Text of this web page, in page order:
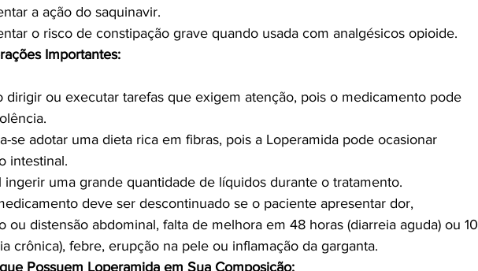
a ação do saquinavir.
o risco de constipação grave quando usada com analgésicos opioide.
Importantes:
dirigir ou executar tarefas que exigem atenção, pois o medicamento pode
se adotar uma dieta rica em fibras, pois a Loperamida pode ocasionar
intestinal.
ingerir uma grande quantidade de líquidos durante o tratamento.
deve ser descontinuado se o paciente apresentar dor,
ou distensão abdominal, falta de melhora em 48 horas (diarreia aguda) ou 10
crônica), febre, erupção na pele ou inflamação da garganta.
Possuem Loperamida em Sua Composição: